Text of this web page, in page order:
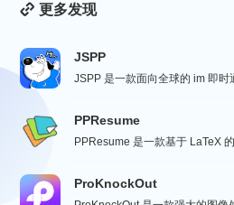
更多发现
JSPP
PPResume
ProKnockOut